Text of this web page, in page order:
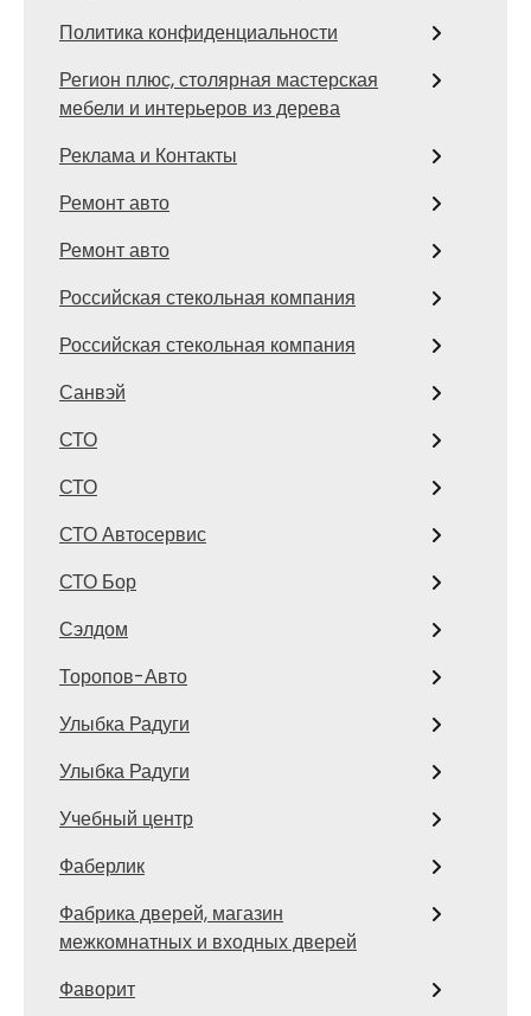
Политика конфиденциальности
Регион плюс, столярная мастерская
мебели и интерьеров из дерева
Реклама и Контакты
Ремонт авто
Ремонт авто
Российская стекольная компания
Российская стекольная компания
Санвэй
СТО
СТО
СТО Автосервис
СТО Бор
Сэлдом
Торопов-Авто
Улыбка Радуги
Улыбка Радуги
Учебный центр
Фаберлик
Фабрика дверей, магазин
межкомнатных и входных дверей
Фаворит